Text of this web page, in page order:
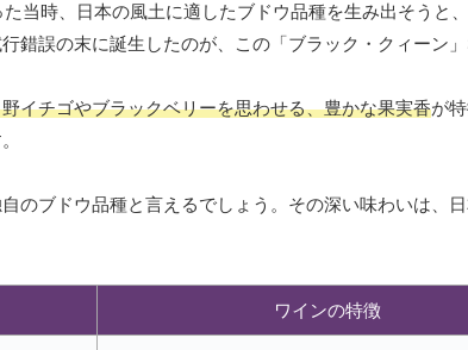
当時、日本の風土に適したブドウ品種を生み出そうと
誤の末に誕生したのが、この「ブラック・クィーン」
イチゴやブラックベリーを思わせる、豊かな果実香が
のブドウ品種と言えるでしょう。その深い味わいは、
ワインの特徴